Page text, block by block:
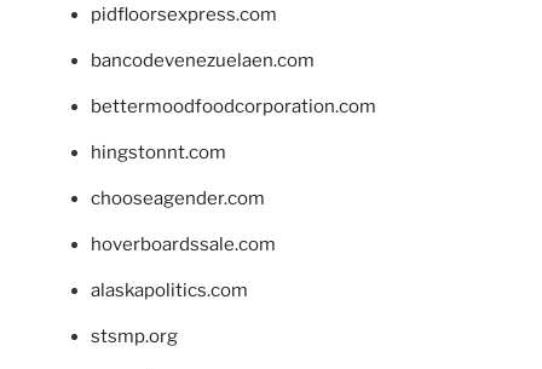
pidfloorsexpress.com
bancodevenezuelaen.com
bettermoodfoodcorporation.com
hingstonnt.com
chooseagender.com
hoverboardssale.com
alaskapolitics.com
stsmp.org